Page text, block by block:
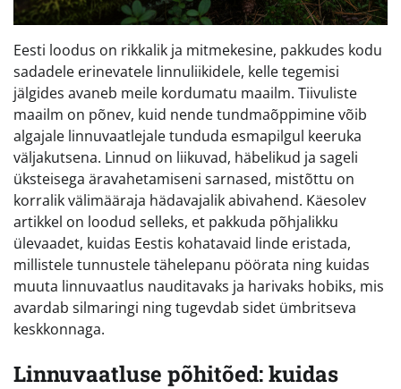
Eesti loodus on rikkalik ja mitmekesine, pakkudes kodu
sadadele erinevatele linnuliikidele, kelle tegemisi
jälgides avaneb meile kordumatu maailm. Tiivuliste
maailm on põnev, kuid nende tundmaõppimine võib
algajale linnuvaatlejale tunduda esmapilgul keeruka
väljakutsena. Linnud on liikuvad, häbelikud ja sageli
üksteisega äravahetamiseni sarnased, mistõttu on
korralik välimääraja hädavajalik abivahend. Käesolev
artikkel on loodud selleks, et pakkuda põhjalikku
ülevaadet, kuidas Eestis kohatavaid linde eristada,
millistele tunnustele tähelepanu pöörata ning kuidas
muuta linnuvaatlus nauditavaks ja harivaks hobiks, mis
avardab silmaringi ning tugevdab sidet ümbritseva
keskkonnaga.
Linnuvaatluse põhitõed: kuidas